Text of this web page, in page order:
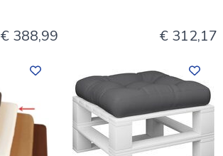
€ 388,99 € 312,17